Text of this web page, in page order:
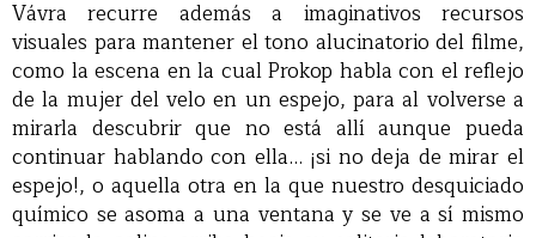
Vávra recurre además a imaginativos recursos
visuales para mantener el tono alucinatorio del filme,
como la escena en la cual Prokop habla con el reflejo
de la mujer del velo en un espejo, para al volverse a
mirarla descubrir que no está allí aunque pueda
continuar hablando con ella… ¡si no deja de mirar el
espejo!, o aquella otra en la que nuestro desquiciado
químico se asoma a una ventana y se ve a sí mismo